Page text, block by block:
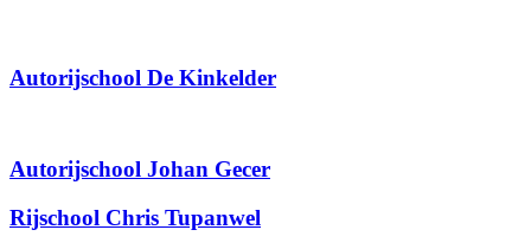
Autorijschool De Kinkelder
Autorijschool Johan Gecer
Rijschool Chris Tupanwel